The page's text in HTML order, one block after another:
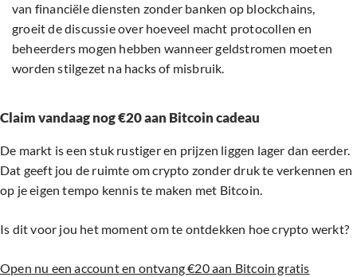
van financiële diensten zonder banken op blockchains,
groeit de discussie over hoeveel macht protocollen en
beheerders mogen hebben wanneer geldstromen moeten
worden stilgezet na hacks of misbruik.
Claim vandaag nog €20 aan Bitcoin cadeau
De markt is een stuk rustiger en prijzen liggen lager dan eerder.
Dat geeft jou de ruimte om crypto zonder druk te verkennen en
op je eigen tempo kennis te maken met Bitcoin.
Is dit voor jou het moment om te ontdekken hoe crypto werkt?
Open nu een account en ontvang €20 aan Bitcoin gratis